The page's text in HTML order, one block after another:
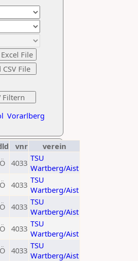
Vorarlberg
vnr
verein
4033 TSU
Wartberg/Aist
4033 TSU
Wartberg/Aist
4033 TSU
Wartberg/Aist
4033 TSU
Wartberg/Aist
4033 TSU
Wartberg/Aist